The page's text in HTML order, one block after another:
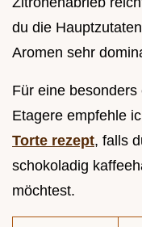
du die
Aromen sehr
Für eine
Etagere empfehle
Torte rezept, falls
schokoladig
möchtest.